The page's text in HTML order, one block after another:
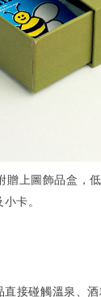
贈上圖飾品盒，
卡。
接碰觸溫泉、酒